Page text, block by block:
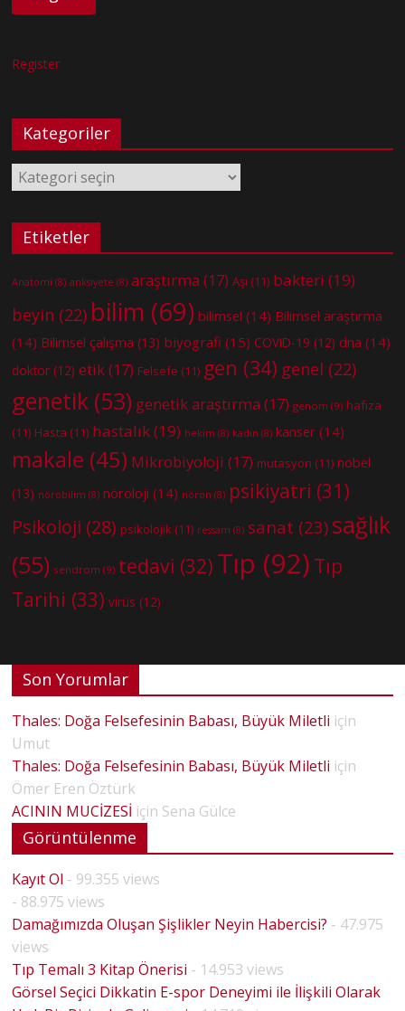
Register
Kategoriler
Kategoriler
Etiketler
Anatomi (8) anksiyete (8) araştırma (17) Aşı (11) bakteri (19)
beyin (22) bilim (69) bilimsel (14) Bilimsel araştırma
(14) Bilimsel çalışma (13) biyografi (15) COVID-19 (12) dna (14)
doktor (12) etik(17) Felsefe (11) gen (34) genel (22)
genetik (53) genetik araştırma (17) genom (9) hafıza
(11) Hasta (11) hastalık(19) hekim (8) kadın (8) kanser (14)
makale (45) Mikrobiyoloji (17) mutasyon (11) nobel
(13) nörobilim (8) nöroloji (14) nöron (8) psikiyatri (31)
Psikoloji (28) psikolojik (11) ressam (8) sanat (23) sağlık
(55) sendrom (9) tedavi (32) Tıp (92) Tıp
Tarihi (33) virüs (12)
Son Yorumlar
Thales: Doğa Felsefesinin Babası, Büyük Miletli için
Umut
Thales: Doğa Felsefesinin Babası, Büyük Miletli için
Ömer Eren Öztürk
ACININ MUCİZESİ için Sena Gülce
Görüntülenme
Kayıt Ol - 99.355 views
- 88.975 views
Damağımızda Oluşan Şişlikler Neyin Habercisi? - 47.975
views
Tıp Temalı 3 Kitap Önerisi - 14.953 views
Görsel Seçici Dikkatin E-spor Deneyimi ile İlişkili Olarak